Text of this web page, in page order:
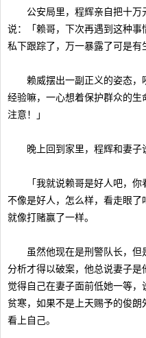
公安局里，程辉亲自把十万
说：「赖哥，下次再遇到这种
私下跟踪了，万一暴露了可是有
赖威摆出一副正义的姿态，
经验嘛，一心想着保护群众的
注意！」
晚上回到家里，程辉和妻子
「我就说赖哥是好人吧，你
不像是好人，怎么样，看走眼了
就像打赌赢了一样。
虽然他现在是刑警队长，但
分析才得以破案，他总说妻子
觉得自己在妻子面前低她一等
贫寒，如果不是上天赐予的俊
看上自己。